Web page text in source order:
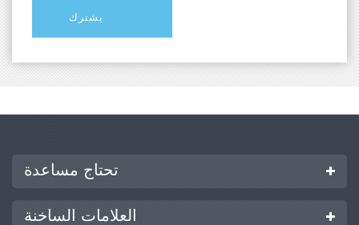
تحتاج مساعدة
العلامات الساخنة